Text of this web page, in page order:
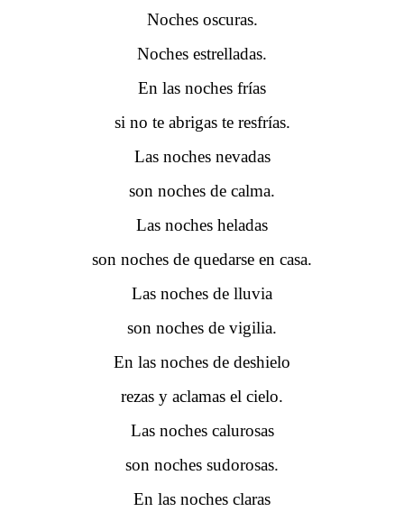
Noches oscuras.
Noches estrelladas.
En las noches frías
si no te abrigas te resfrías.
Las noches nevadas
son noches de calma.
Las noches heladas
son noches de quedarse en casa.
Las noches de lluvia
son noches de vigilia.
En las noches de deshielo
rezas y aclamas el cielo.
Las noches calurosas
son noches sudorosas.
En las noches claras